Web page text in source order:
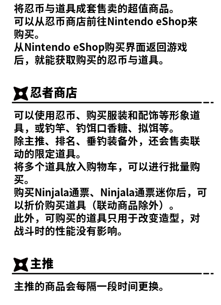
将忍币与道具成套售卖的超值商品。
可以从忍币商店前往Nintendo eShop来
购买。
从Nintendo eShop购买界面返回游戏
后，就能获取购买的忍币与道具。
忍者商店
可以使用忍币、购买服装和配饰等形象道
具，或钓竿、钓饵口香糖、拟饵等。
除主推、排名、垂钓装备外，还会售卖联
动的限定道具。
将多个道具放入购物车，可以进行批量购
买。
购买Ninjala通票、Ninjala通票迷你后，可
以折价购买道具（联动商品除外）。
此外，可购买的道具只用于改变造型，对
战斗时的性能没有影响。
主推
主推的商品会每隔一段时间更换。